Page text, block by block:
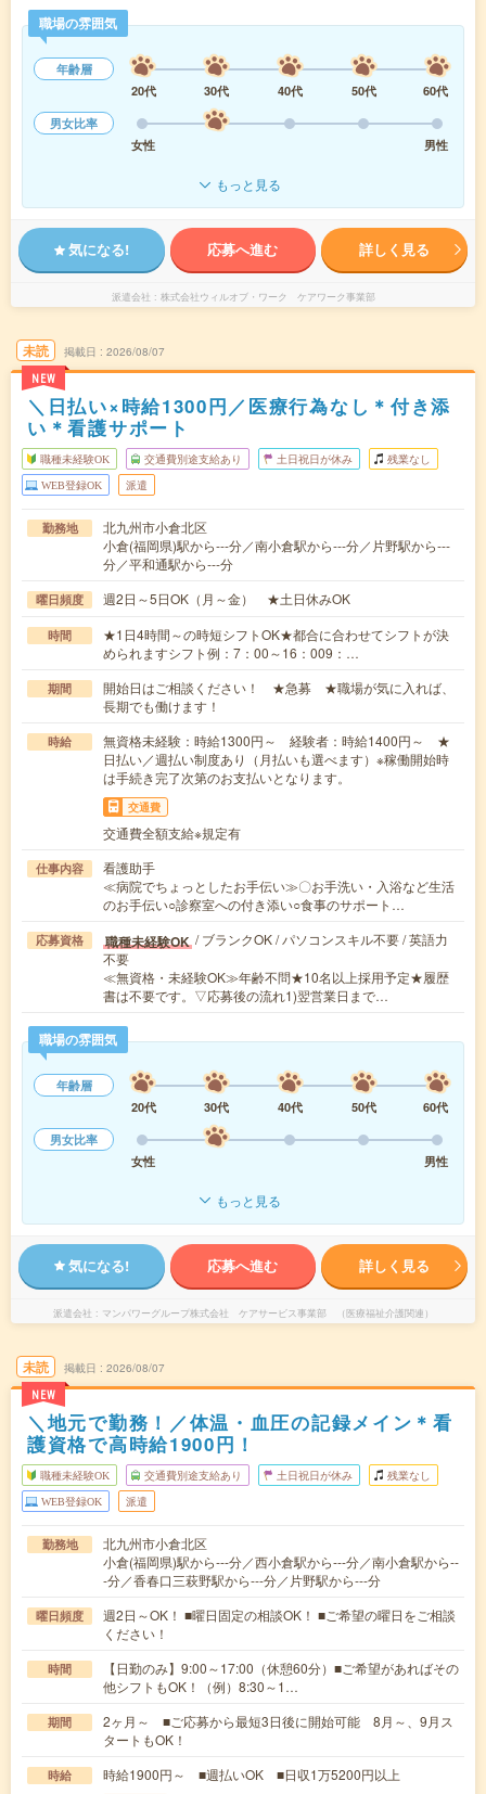
職場の雰囲気
年齢層
20代
30代 40代 50代
60代
男女比率
女性
男性
もっと見る
気になる! 応募へ進む 詳しく見る
派遣会社 株式会社ウィルオブ・ワーク ケアワーク事業部
未読
NEW
掲載日 2026/08/07
＼日払い×時給1300円／医療行為なし＊付き添
い＊看護サポート
職種未経験OK 交通費別途支給あり 土日祝日が休み 残業なし
WEB登録OK 派遣
勤務地
北九州市小倉北区
小倉(福岡県)駅から---分／南小倉駅から---分／片野駅から---
分／平和通駅から---分
曜日頻度 週2日～5日OK（月～金） ★土日休みOK
時間
★1日4時間～の時短シフトOK★都合に合わせてシフトが決
められますシフト例：7：00～16：009：…
期間
開始日はご相談ください！ ★急募 ★職場が気に入れば、
長期でも働けます！
時給
無資格未経験：時給1300円～ 経験者：時給1400円～ ★
日払い／週払い制度あり（月払いも選べます）※稼働開始時
は手続き完了次第のお支払いとなります。
交通費
交通費全額支給※規定有
仕事内容
看護助手
≪病院でちょっとしたお手伝い≫〇お手洗い・入浴など生活
のお手伝い○診察室への付き添い○食事のサポート…
応募資格 職種未経験OK / ブランクOK / パソコンスキル不要 / 英語力
不要
≪無資格・未経験OK≫年齢不問★10名以上採用予定★履歴
書は不要です。▽応募後の流れ1)翌営業日まで…
職場の雰囲気
年齢層
20代
30代 40代 50代
60代
男女比率
女性
男性
もっと見る
気になる! 応募へ進む 詳しく見る
派遣会社 マンパワーグループ株式会社 ケアサービス事業部 （医療福祉介護関連）
未読
NEW
掲載日 2026/08/07
＼地元で勤務！／体温・血圧の記録メイン＊看
護資格で高時給1900円！
職種未経験OK 交通費別途支給あり 土日祝日が休み 残業なし
WEB登録OK 派遣
勤務地
北九州市小倉北区
小倉(福岡県)駅から---分／西小倉駅から---分／南小倉駅から--
-分／香春口三萩野駅から---分／片野駅から---分
曜日頻度
週2日～OK！ ■曜日固定の相談OK！ ■ご希望の曜日をご相談
ください！
時間
【日勤のみ】9:00～17:00（休憩60分）■ご希望があればその
他シフトもOK！（例）8:30～1…
期間
2ヶ月～ ■ご応募から最短3日後に開始可能 8月～、9月ス
タートもOK！
時給 時給1900円～ ■週払いOK ■日収1万5200円以上